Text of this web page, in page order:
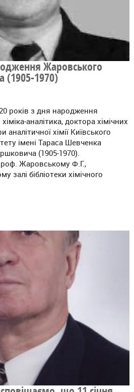
Жаровського
(1905-1970)
років з дня народження
аналітика, доктора хімічних
хімії Київського
імені Тараса Шевченка
(1905-1970).
Жаровському Ф.Г.,
залі бібліотеки хімічного